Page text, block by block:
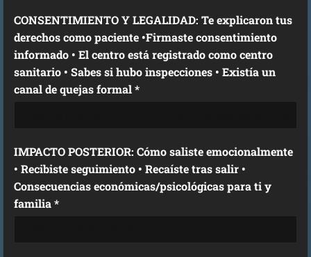
CONSENTIMIENTO Y LEGALIDAD: Te explicaron tus
derechos como paciente •Firmaste consentimiento
informado • El centro está registrado como centro
sanitario • Sabes si hubo inspecciones • Existía un
canal de quejas formal *
IMPACTO POSTERIOR: Cómo saliste emocionalmente
• Recibiste seguimiento • Recaíste tras salir •
Consecuencias económicas/psicológicas para ti y
familia *